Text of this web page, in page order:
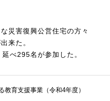
災害復興公営住宅の方々
来た。
べ295名が参加した。
育支援事業（令和4年度）